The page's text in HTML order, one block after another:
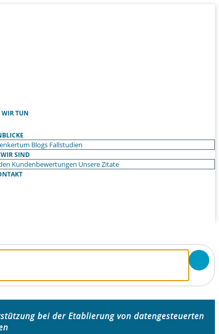
WIR TUN
Blogs Fallstudien
SIND
Kundenbewertungen Unsere Zitate
bei der Etablierung von datengesteuerten